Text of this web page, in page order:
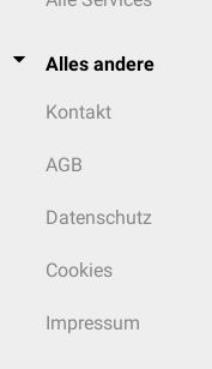
Alles andere
Kontakt
AGB
Datenschutz
Cookies
Impressum